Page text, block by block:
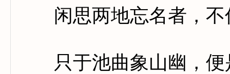
闲思两地忘名者，不
只于池曲象山幽，便